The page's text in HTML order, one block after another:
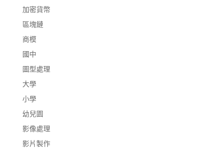
加密貨幣
區塊鏈
商模
國中
圖型處理
大學
小學
幼兒園
影像處理
影片製作